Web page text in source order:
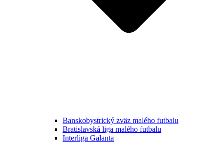
Banskobystrický zväz malého futbalu
Bratislavská liga malého futbalu
Interliga Galanta